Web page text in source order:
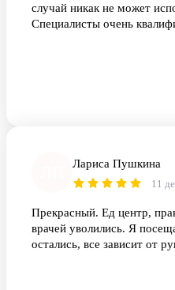
случай никак не может
Специалисты очень
Лариса Пушкина
11
Прекрасный. Ед центр,
врачей уволились. Я
остались, все зависит от